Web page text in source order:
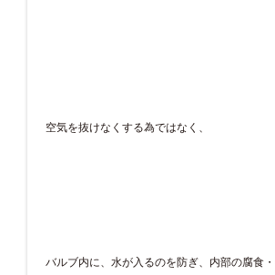
空気を抜けなくする為ではなく、
バルブ内に、水が入るのを防ぎ、内部の腐食